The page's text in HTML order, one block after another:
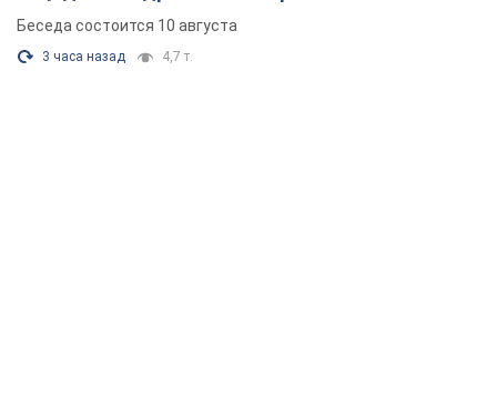
Беседа состоится 10 августа
3 часа назад 4,7 т.